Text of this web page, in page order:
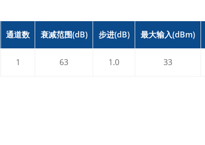
通道数 衰减范围(dB) 步进(dB) 最大输入(dBm)
1 63 1.0 33